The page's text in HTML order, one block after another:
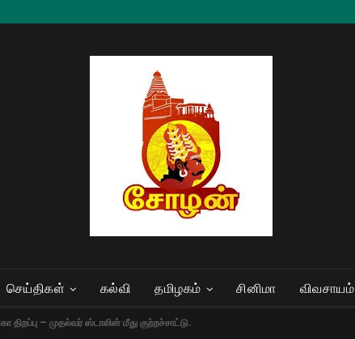
செய்திகள் கல்வி தமிழகம் சினிமா விவசாயம்
– முதல்வர் ஸ்டாலின் மீது குற்றச்சாட்டு.